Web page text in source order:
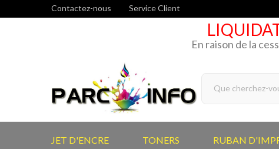
Contactez-nous Service Client
En raison de la
JET D'ENCRE TONERS RUBAN